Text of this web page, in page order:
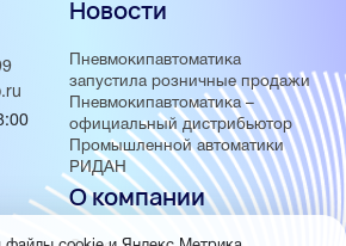
Новости
Пневмокипавтоматика
запустила розничные продажи
Пневмокипавтоматика –
официальный дистрибьютор
Промышленной автоматики
РИДАН
О компании